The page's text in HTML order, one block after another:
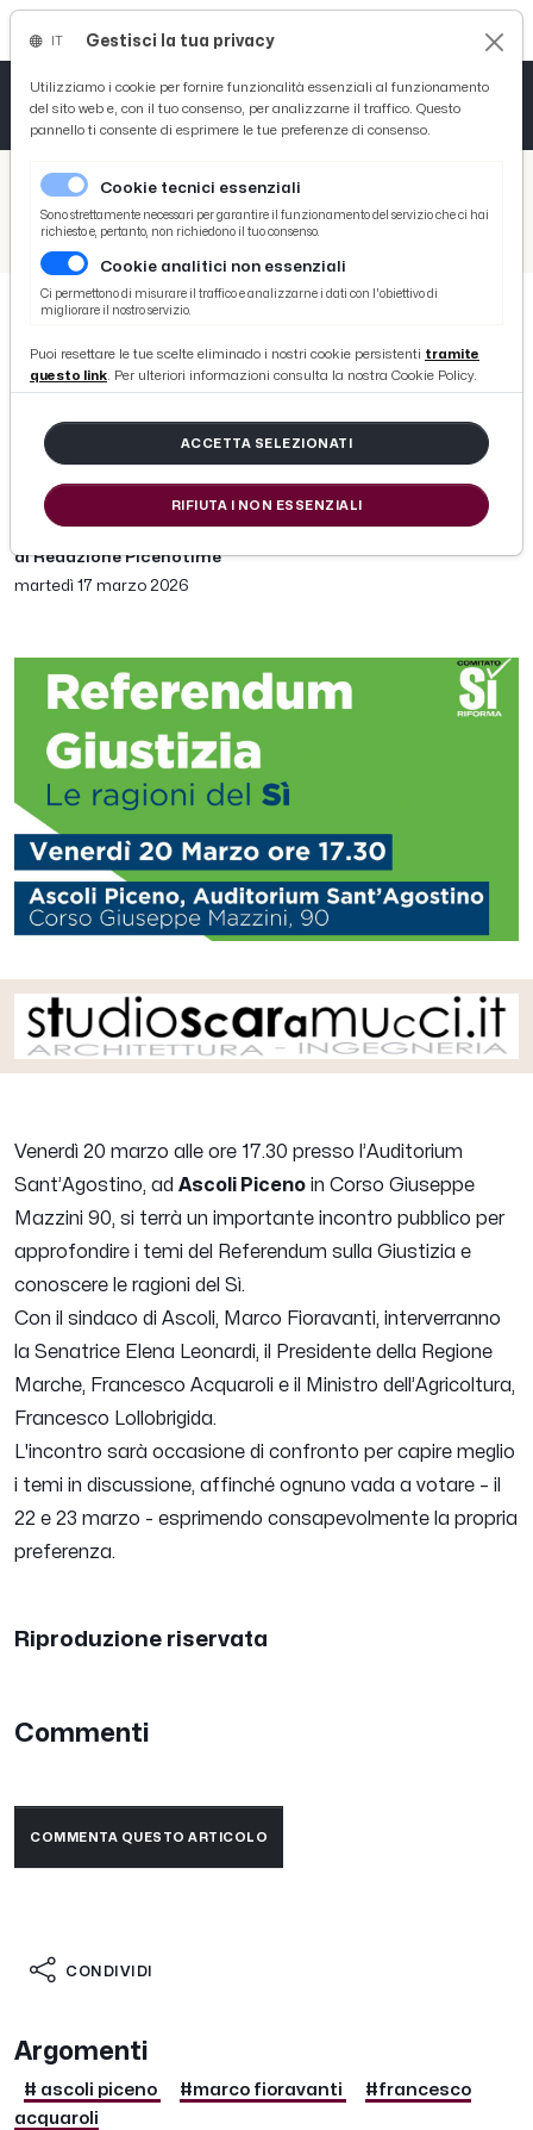
/ Picenotime
/ Comunicati Stampa
Ad Ascoli incontro pubblico per approfondire temi Referendum Giustizia con Fioravanti, Leonardi, Acquaroli e ministro Lollobrigida
Ad Ascoli incontro pubblico per
approfondire temi Referendum
Giustizia con Fioravanti, Leonardi,
Acquaroli e ministro Lollobrigida
di Redazione Picenotime
martedì 17 marzo 2026
Venerdì 20 marzo alle ore 17.30 presso l’Auditorium
Sant’Agostino, ad Ascoli Piceno in Corso Giuseppe
Mazzini 90, si terrà un importante incontro pubblico per
approfondire i temi del Referendum sulla Giustizia e
conoscere le ragioni del Sì.
Con il sindaco di Ascoli, Marco Fioravanti, interverranno
la Senatrice Elena Leonardi, il Presidente della Regione
Marche, Francesco Acquaroli e il Ministro dell’Agricoltura,
Francesco Lollobrigida.
L'incontro sarà occasione di confronto per capire meglio
i temi in discussione, affinché ognuno vada a votare – il
22 e 23 marzo - esprimendo consapevolmente la propria
preferenza.
Riproduzione riservata
Commenti
COMMENTA QUESTO ARTICOLO
CONDIVIDI
Argomenti
# ascoli piceno #marco fioravanti
#francesco
acquaroli
Gestisci la tua privacy
Utilizziamo i cookie per fornire funzionalità essenziali al funzionamento
del sito web e, con il tuo consenso, per analizzarne il traffico. Questo
pannello ti consente di esprimere le tue preferenze di consenso.
Cookie tecnici essenziali
Sono strettamente necessari per garantire il funzionamento del servizio che ci hai
richiesto e, pertanto, non richiedono il tuo consenso.
Cookie analitici non essenziali
Ci permettono di misurare il traffico e analizzarne i dati con l'obiettivo di
migliorare il nostro servizio.
Puoi resettare le tue scelte eliminado i nostri cookie persistenti tramite
questo link. Per ulteriori informazioni consulta la nostra Cookie Policy.
ACCETTA SELEZIONATI
RIFIUTA I NON ESSENZIALI
Tutto News
Tutto Sport
Basket
Ciclismo
Tutto Curiosità